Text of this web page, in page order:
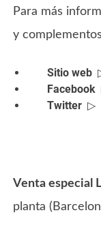
Para más
y
Sitio web
Facebook
Twitter ▷
Venta especial
planta